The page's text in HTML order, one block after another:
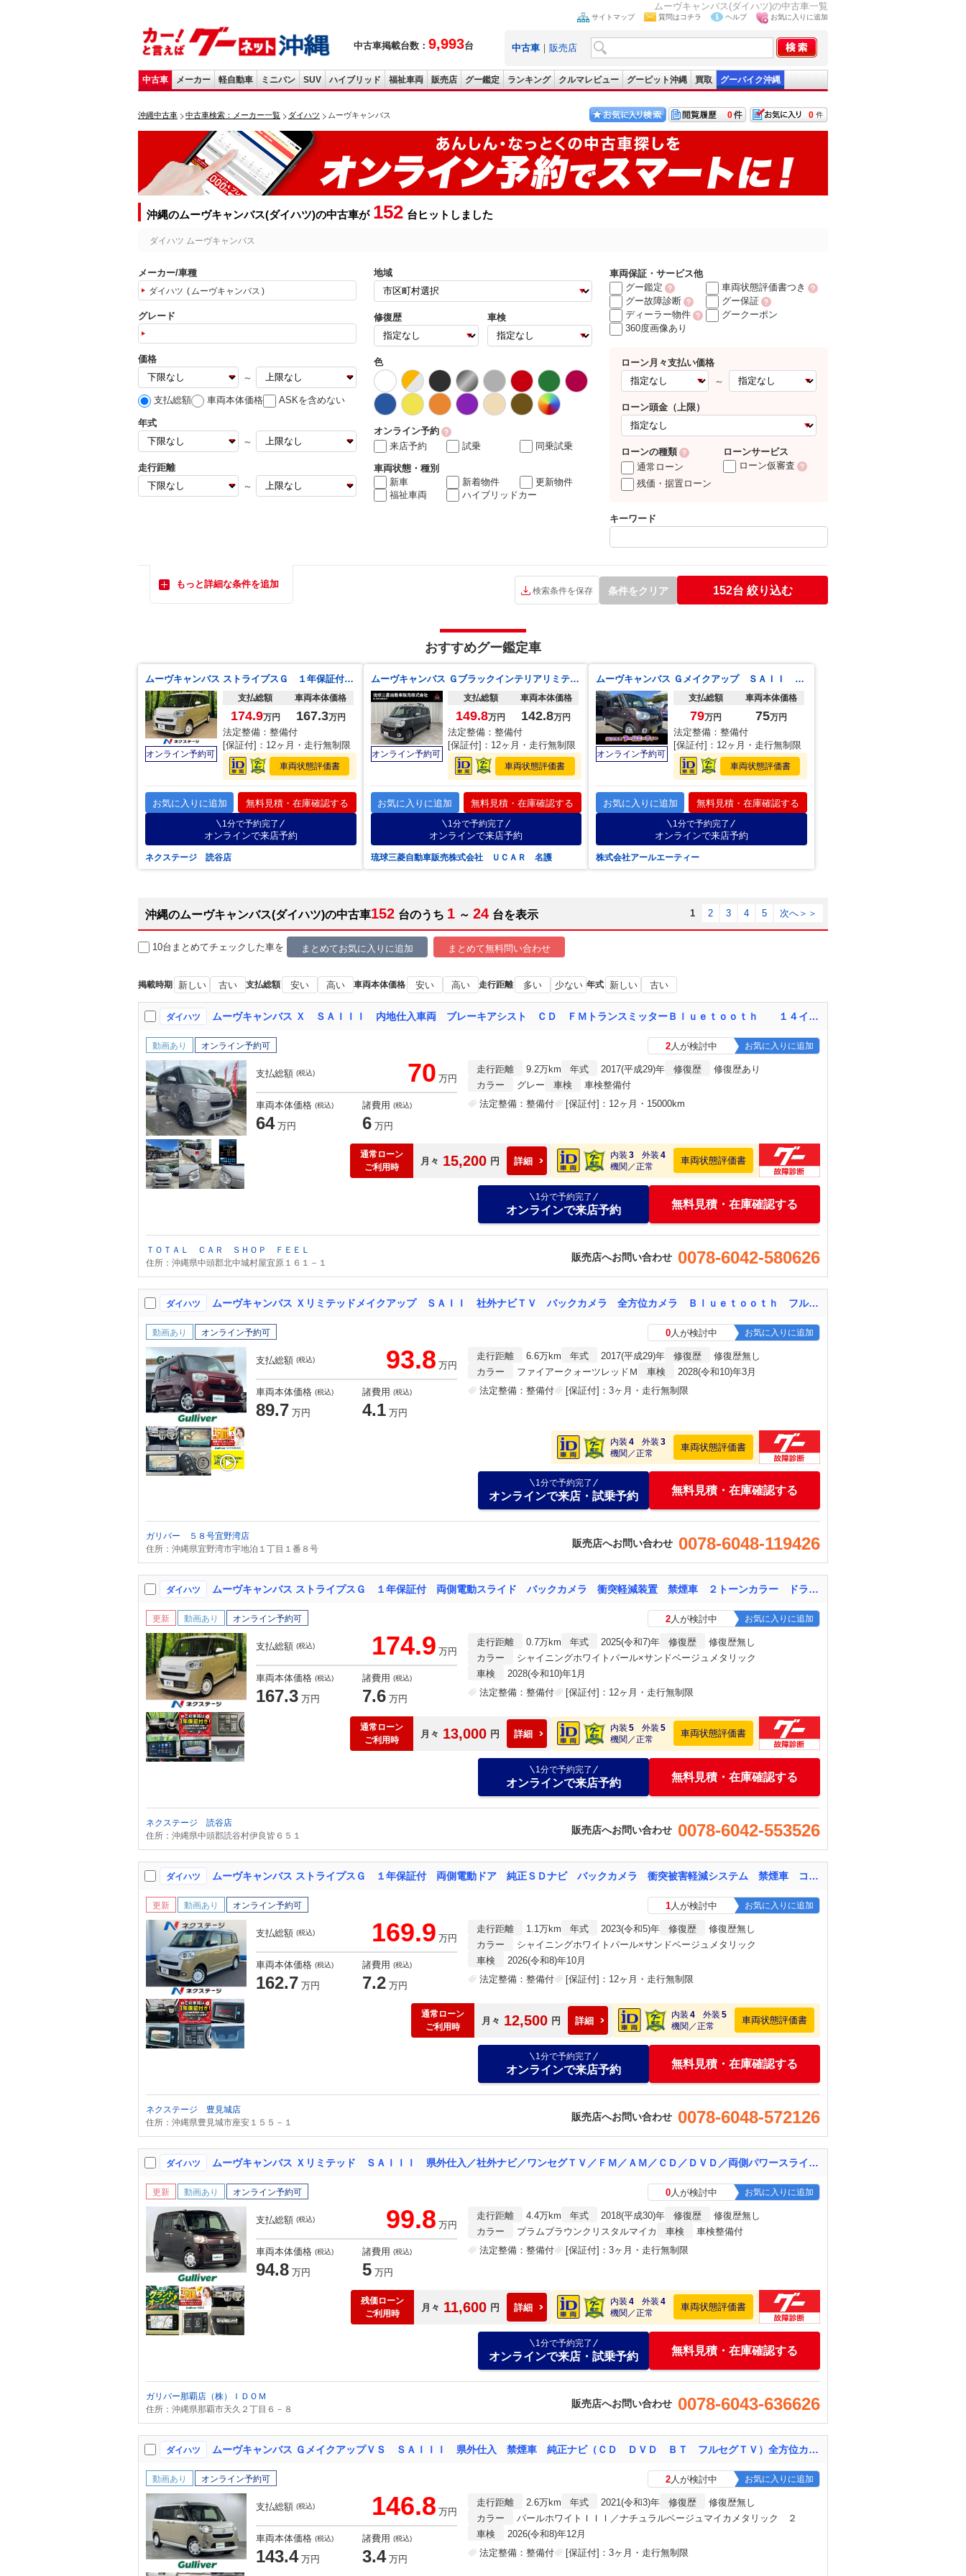
ムーヴキャンバス(ダイハツ)の中古車一覧
中古車掲載台数： 9,993台
サイトマップ 質問はコチラ ヘルプ お気に入りに追加
中古車 ｜ 販売店
中古車 メーカー 軽自動車 ミニバン SUV ハイブリッド 福祉車両 販売店 グー鑑定 ランキング クルマレビュー グーピット沖縄 買取 グーバイク沖縄
沖縄中古車 中古車検索：メーカー一覧 ダイハツ ムーヴキャンバス 0
0
沖縄のムーヴキャンバス(ダイハツ)の中古車が 152 台ヒットしました
ダイハツ ムーヴキャンバス
メーカー/車種
ダイハツ ムーヴキャンバス
グレード
価格
～
支払総額 車両本体価格 ASKを含めない
年式
～
走行距離
～
地域
修復歴 車検
色
オンライン予約
来店予約
試乗 同乗試乗
車両状態・種別
新車
新着物件
更新物件
福祉車両
ハイブリッドカー
車両保証・サービス他
グー鑑定
車両状態評価書つき
グー故障診断
グー保証
ディーラー物件
グークーポン
360度画像あり
ローン月々支払い価格
～
ローン頭金（上限）
ローンの種類
通常ローン
残価・据置ローン
ローンサービス
ローン仮審査
キーワード
もっと詳細な条件を追加
検索条件を保存 条件をクリア 152台 絞り込む
おすすめグー鑑定車
ムーヴキャンバス ストライプスＧ １年保証付 両側電動スライド バックカメラ 衝突軽減装置 禁煙車 ２トーンカラー ドラレコ コーナーセンサー ＬＥＤヘッド ＥＴＣ オートライト オートエアコン ｂｌｕｅｔｏｏｔｈ再生 フルセグ
オンライン予約可
支払総額
174.9万円
車両本体価格
167.3万円
法定整備：整備付
[保証付]：12ヶ月・走行無制限
車両状態評価書
お気に入りに追加 無料見積・在庫確認する
1分で予約完了
オンラインで来店予約
ネクステージ 読谷店
ムーヴキャンバス Ｇブラックインテリアリミテッド ＳＡＩＩＩ 内地仕入・純正ナビ・地デジＴＶ・全方位カメラ・ＥＴＣ・純正ドラレコ・両側パワスラ・キャンバスルーフキャリア・スマートアシストＩＩＩ・衝突回避支援ブレーキ・車線逸脱警報・誤発進抑制機能・三菱認定ＵＣＡＲ
オンライン予約可
支払総額
149.8万円
車両本体価格
142.8万円
法定整備：整備付
[保証付]：12ヶ月・走行無制限
車両状態評価書
お気に入りに追加 無料見積・在庫確認する
1分で予約完了
オンラインで来店予約
琉球三菱自動車販売株式会社 ＵＣＡＲ 名護
ムーヴキャンバス Ｇメイクアップ ＳＡＩＩ ナビ フルセグＴＶ Ｂｌｕｅｔｏｏｔｈ バックカメラ ＥＴＣ 両側自動スライドドア スマートキー プッシュスタート
オンライン予約可
支払総額
79万円
車両本体価格
75万円
法定整備：整備付
[保証付]：12ヶ月・走行無制限
車両状態評価書
お気に入りに追加 無料見積・在庫確認する
1分で予約完了
オンラインで来店予約
株式会社アールエーティー
沖縄のムーヴキャンバス(ダイハツ)の中古車152 台のうち 1 ～ 24 台を表示 1 2 3 4 5 次へ＞＞
10台まとめてチェック した車を まとめてお気に入りに追加 まとめて無料問い合わせ
掲載時期 新しい 古い 支払総額 安い 高い 車両本体価格 安い 高い 走行距離 多い 少ない 年式 新しい 古い
ダイハツ ムーヴキャンバス Ｘ ＳＡＩＩＩ 内地仕入車両 ブレーキアシスト ＣＤ ＦＭトランスミッターＢｌｕｅｔｏｏｔｈ １４インチアルミホイール
動画あり オンライン予約可 2人が検討中 お気に入りに追加
支払総額 (税込) 70 万円
車両本体価格 (税込)
64 万円
諸費用 (税込)
6 万円
走行距離 9.2万km 年式 2017(平成29)年 修復歴
修復歴あり
カラー
グレー 車検
車検整備付
法定整備：整備付
[保証付]：12ヶ月・15000km
通常ローン
ご利用時
月々 15,200 円 詳細
内装 3 外装 4
機関／正常
車両状態評価書
1分で予約完了
オンラインで来店予約 無料見積・在庫確認する
ＴＯＴＡＬ ＣＡＲ ＳＨＯＰ ＦＥＥＬ
住所：沖縄県中頭郡北中城村屋宜原１６１－１
販売店へお問い合わせ 0078-6042-580626
ダイハツ ムーヴキャンバス Ｘリミテッドメイクアップ ＳＡＩＩ 社外ナビＴＶ バックカメラ 全方位カメラ Ｂｌｕｅｔｏｏｔｈ フルセグＴＶ 両側パワースライドドア スマートキー オートライト ステアリングスイッチ 横滑り防止 衝突軽減システム
動画あり オンライン予約可 0人が検討中 お気に入りに追加
支払総額 (税込) 93.8 万円
車両本体価格 (税込)
89.7 万円
諸費用 (税込)
4.1 万円
走行距離 6.6万km 年式 2017(平成29)年 修復歴
修復歴無し
カラー
ファイアークォーツレッドＭ 車検
2028(令和10)年3月
法定整備：整備付
[保証付]：3ヶ月・走行無制限
内装 4 外装 3
機関／正常
車両状態評価書
1分で予約完了
オンラインで来店・試乗予約 無料見積・在庫確認する
ガリバー ５８号宜野湾店
住所：沖縄県宜野湾市宇地泊１丁目１番８号
販売店へお問い合わせ 0078-6048-119426
ダイハツ ムーヴキャンバス ストライプスＧ １年保証付 両側電動スライド バックカメラ 衝突軽減装置 禁煙車 ２トーンカラー ドラレコ コーナーセンサー ＬＥＤヘッド ＥＴＣ オートライト オートエアコン ｂｌｕｅｔｏｏｔｈ再生 フルセグ
更新 動画あり オンライン予約可 2人が検討中 お気に入りに追加
支払総額 (税込) 174.9 万円
車両本体価格 (税込)
167.3 万円
諸費用 (税込)
7.6 万円
走行距離 0.7万km 年式 2025(令和7)年 修復歴
修復歴無し
カラー
シャイニングホワイトパール×サンドベージュメタリック
車検
2028(令和10)年1月
法定整備：整備付
[保証付]：12ヶ月・走行無制限
通常ローン
ご利用時
月々 13,000 円 詳細
内装 5 外装 5
機関／正常
車両状態評価書
1分で予約完了
オンラインで来店予約 無料見積・在庫確認する
ネクステージ 読谷店
住所：沖縄県中頭郡読谷村伊良皆６５１
販売店へお問い合わせ 0078-6042-553526
ダイハツ ムーヴキャンバス ストライプスＧ １年保証付 両側電動ドア 純正ＳＤナビ バックカメラ 衝突被害軽減システム 禁煙車 コーナーセンサー スマートキー ＬＥＤヘッド オートライト オートエアコン Ｂｌｕｅｔｏｏｔｈ ＣＤ ＤＶＤ再生
更新 動画あり オンライン予約可 1人が検討中 お気に入りに追加
支払総額 (税込) 169.9 万円
車両本体価格 (税込)
162.7 万円
諸費用 (税込)
7.2 万円
走行距離 1.1万km 年式 2023(令和5)年 修復歴
修復歴無し
カラー
シャイニングホワイトパール×サンドベージュメタリック
車検
2026(令和8)年10月
法定整備：整備付
[保証付]：12ヶ月・走行無制限
通常ローン
ご利用時
月々 12,500 円 詳細
内装 4 外装 5
機関／正常
車両状態評価書
1分で予約完了
オンラインで来店予約 無料見積・在庫確認する
ネクステージ 豊見城店
住所：沖縄県豊見城市座安１５５－１
販売店へお問い合わせ 0078-6048-572126
ダイハツ ムーヴキャンバス Ｘリミテッド ＳＡＩＩＩ 県外仕入／社外ナビ／ワンセグＴＶ／ＦＭ／ＡＭ／ＣＤ／ＤＶＤ／両側パワースライドドア／衝突軽減ブレーキ／ＥＴＣ／プッシュスタート／スマートキー／オートライト／オートハイビーム／純正フロアマット
更新 動画あり オンライン予約可 0人が検討中 お気に入りに追加
支払総額 (税込) 99.8 万円
車両本体価格 (税込)
94.8 万円
諸費用 (税込)
5 万円
走行距離 4.4万km 年式 2018(平成30)年 修復歴
修復歴無し
カラー
プラムブラウンクリスタルマイカ 車検
車検整備付
法定整備：整備付
[保証付]：3ヶ月・走行無制限
残価ローン
ご利用時
月々 11,600 円 詳細
内装 4 外装 4
機関／正常
車両状態評価書
1分で予約完了
オンラインで来店・試乗予約 無料見積・在庫確認する
ガリバー那覇店（株）ＩＤＯＭ
住所：沖縄県那覇市天久２丁目６－８
販売店へお問い合わせ 0078-6043-636626
ダイハツ ムーヴキャンバス ＧメイクアップＶＳ ＳＡＩＩＩ 県外仕入 禁煙車 純正ナビ（ＣＤ ＤＶＤ ＢＴ フルセグＴＶ）全方位カメラ 両側電動スライドドア スマートアシスト ドライブレコーダー ＥＴＣ シートヒーター スマートキー アイドリングストップ
動画あり オンライン予約可 2人が検討中 お気に入りに追加
支払総額 (税込) 146.8 万円
車両本体価格 (税込)
143.4 万円
諸費用 (税込)
3.4 万円
走行距離 2.6万km 年式 2021(令和3)年 修復歴
修復歴無し
カラー
パールホワイトＩＩＩ／ナチュラルベージュマイカメタリック ２
車検
2026(令和8)年12月
法定整備：整備付
[保証付]：3ヶ月・走行無制限